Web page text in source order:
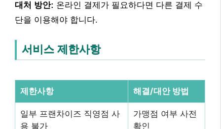
대처 방안: 온라인 결제가 필요하다면 다른 결제 수
단을 이용해야 합니다.
서비스 제한사항
제한사항 해결/대안 방법
일부 프랜차이즈 직영점 사
용 불가
가맹점 여부 사전
확인